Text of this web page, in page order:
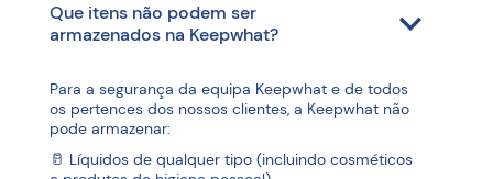
Que itens não podem ser
armazenados na Keepwhat?
Para a segurança da equipa Keepwhat e de todos
os pertences dos nossos clientes, a Keepwhat não
pode armazenar:
🥛 Líquidos de qualquer tipo (incluindo cosméticos